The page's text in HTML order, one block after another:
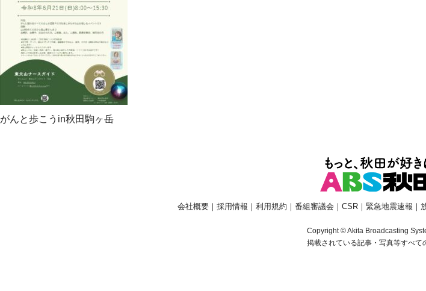
がんと歩こうin秋田駒ヶ岳
会社概要｜ 採用情報 ｜ 利用規約 ｜ 番組審議会 ｜ CSR｜ 緊急地震速報 ｜
Copyright © Akita Broadcasting
掲載されている記事・写真等すべて